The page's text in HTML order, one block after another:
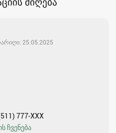
25.05.2025
777-XXX
ჩვენება